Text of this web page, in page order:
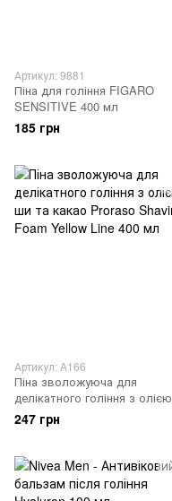
Артикул: 9881
Піна для гоління FIGARO
SENSITIVE 400 мл
185 грн
Артикул: A166
Піна зволожуюча для
делікатного гоління з олією
ши та какао Proraso Shaving
Foam Yellow Line 400 мл
247 грн